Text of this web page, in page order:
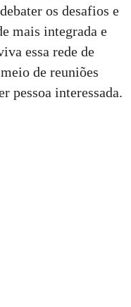
os desafios e
mais integrada e
essa rede de
de reuniões
pessoa interessada.